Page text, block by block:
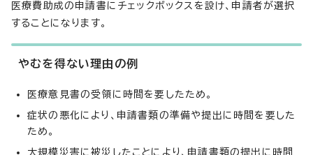
医療費助成の申請書にチェックボックスを設け、申請者が選択
することになります。
やむを得ない理由の例
医療意見書の受領に時間を要したため。
症状の悪化により、申請書類の準備や提出に時間を要した
ため。
大規模災害に被災したことにより、申請書類の提出に時間